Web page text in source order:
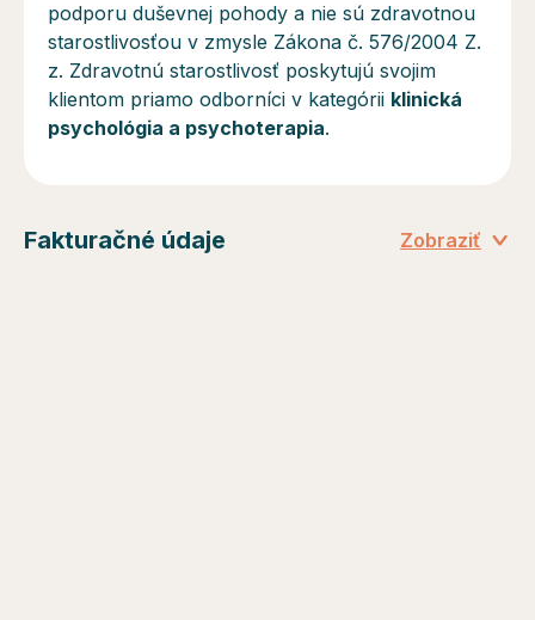
podporu duševnej pohody a nie sú zdravotnou
starostlivosťou v zmysle Zákona č. 576/2004 Z.
z. Zdravotnú starostlivosť poskytujú svojim
klientom priamo odborníci v kategórii klinická
psychológia a psychoterapia.
Fakturačné údaje Zobraziť